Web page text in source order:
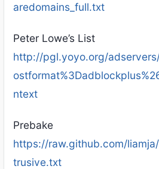
aredomains_full.txt
Peter Lowe’s List
http://pgl.yoyo.org/
ntext
Prebake
https://raw.github.com/
trusive.txt